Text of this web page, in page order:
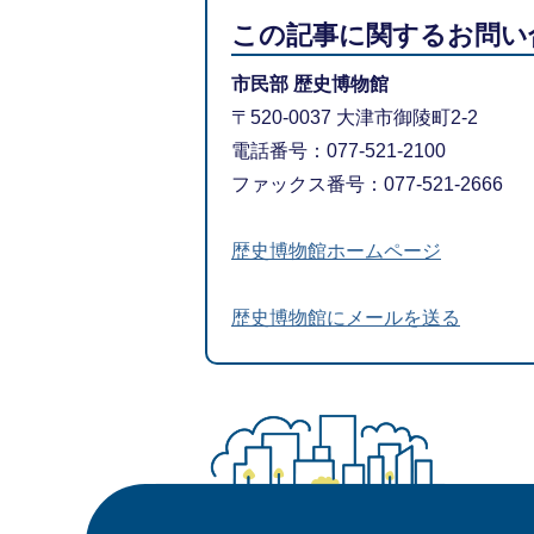
この記事に関するお問
市民部 歴史博物館
〒520-0037 大津市御陵町2-2
電話番号：077-521-2100
ファックス番号：077-521-2666
歴史博物館ホームページ
歴史博物館にメールを送る